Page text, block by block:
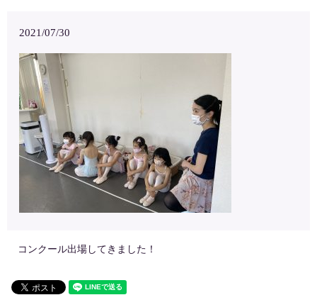
2021/07/30
コンクール出場してきました！